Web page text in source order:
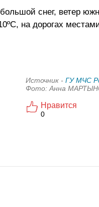
снег, ветер
на дорогах
Источник - ГУ МЧС
Фото: Анна
Нравится
0